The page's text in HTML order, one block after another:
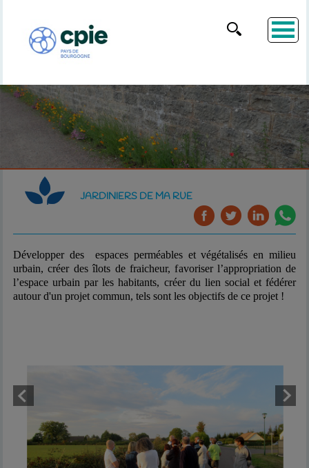
JARDINIERS DE MA RUE
Développer des espaces perméables et végétalisésen milieu
urbain, créer desîlots de fraicheur, favoriser l’appropriation de
l’espace urbain par les habitants, créer du lien social et fédérer
autour d'un projet commun, tels sont les objectifs de ce projet !